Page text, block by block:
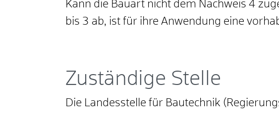
Kann die Bauart nicht dem Nachweis 4
bis 3 ab, ist für ihre Anwendung eine
Zuständige Stelle
Die Landesstelle für Bautechnik